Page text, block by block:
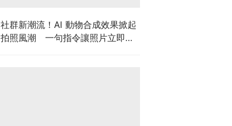
社群新潮流！AI 動物合成效果掀起
拍照風潮 一句指令讓照片立即升